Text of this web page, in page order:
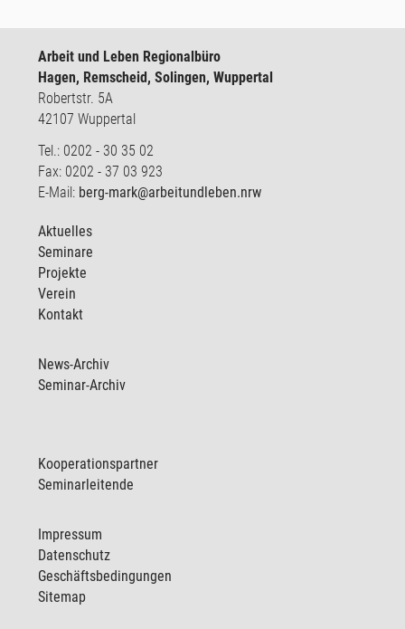
Arbeit und Leben Regionalbüro
Hagen, Remscheid, Solingen, Wuppertal
Robertstr. 5A
42107 Wuppertal
Tel.: 0202 - 30 35 02
Fax: 0202 - 37 03 923
E-Mail: berg-mark@arbeitundleben.nrw
Aktuelles
Seminare
Projekte
Verein
Kontakt
News-Archiv
Seminar-Archiv
Kooperationspartner
Seminarleitende
Impressum
Datenschutz
Geschäftsbedingungen
Sitemap